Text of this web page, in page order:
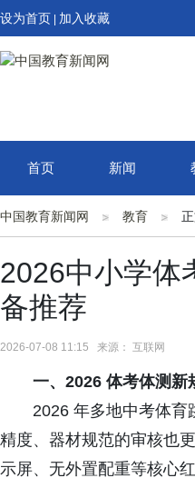
设为首页 加入收藏
首页 新闻
中国教育新闻网 教育
2026中小学体
备推荐
2026-07-08 11:15 来源： 互联网
一、2026 体考体测新
2026 年多地中考体育
精度、器材规范的审核也
示屏、无外置配重等核心